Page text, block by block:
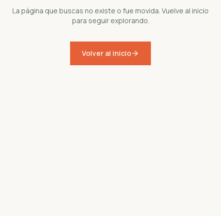
La página que buscas no existe o fue movida. Vuelve al inicio
para seguir explorando.
Volver al inicio